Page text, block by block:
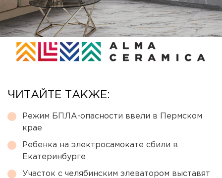
ЧИТАЙТЕ ТАКЖЕ:
Режим БПЛА-опасности ввели в Пермском
крае
Ребенка на электросамокате сбили в
Екатеринбурге
Участок с челябинским элеватором выставят